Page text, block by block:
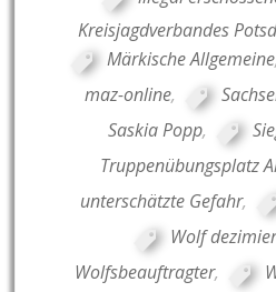
Kreisjagdverbandes
Märkische Allgemeine,
maz-online,
Saskia Popp,
Truppenübungsplatz
unterschätzte Gefahr,
Wolf
Wolfsbeauftragter,